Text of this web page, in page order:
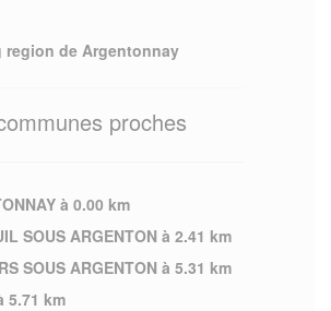
region de Argentonnay
proches
à 0.00 km
SOUS ARGENTON à 2.41 km
SOUS ARGENTON à 5.31 km
5.71 km